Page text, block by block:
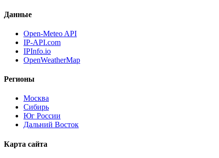
Данные
Open-Meteo API
IP-API.com
IPInfo.io
OpenWeatherMap
Регионы
Москва
Сибирь
Юг России
Дальний Восток
Карта сайта